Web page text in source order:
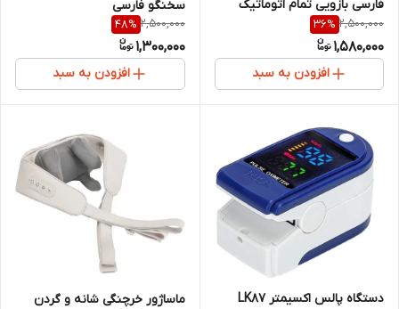
فارسی بازویی تمام اتوماتیک
2,500,000
36%
1,580,000
افزودن به سبد
سخنگو فارسی
2,500,000
48%
1,300,000
افزودن به سبد
دستگاه پالس اکسیمتر LK87
ماساژور خرچنگی شانه و گردن